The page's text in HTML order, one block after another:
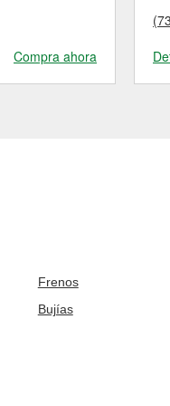
Compra ahora
Frenos
Bujías